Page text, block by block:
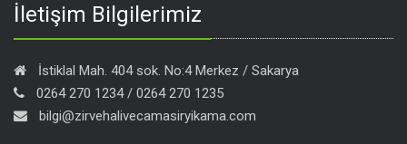
İletişim Bilgilerimiz
İstiklal Mah. 404 sok. No:4 Merkez / Sakarya
0264 270 1234 / 0264 270 1235
bilgi@zirvehalivecamasiryikama.com